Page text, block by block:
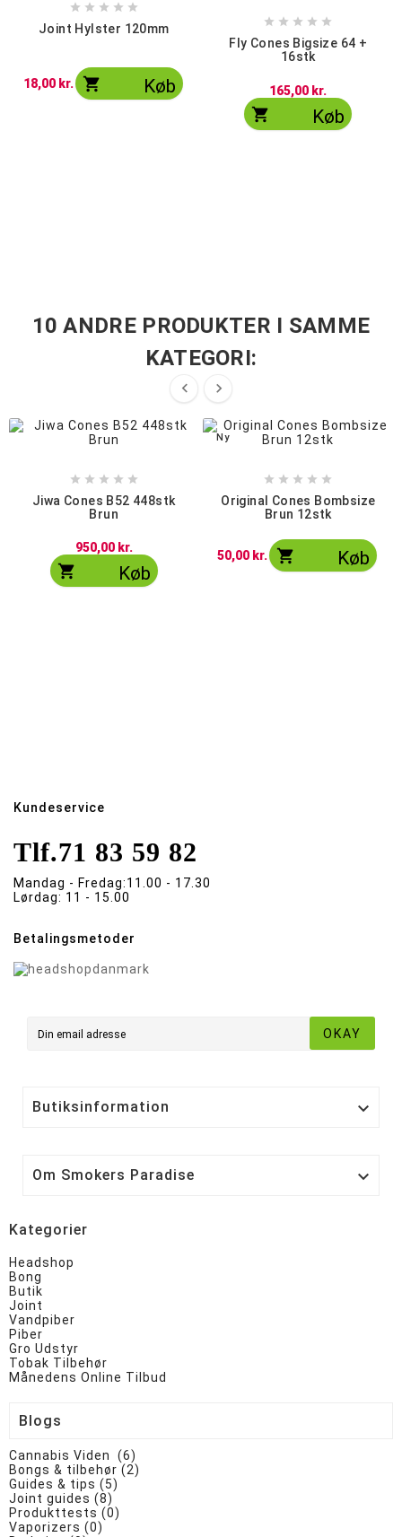
    
Joint Hylster 120mm
18,00 kr.  Køb
    
Fly Cones Bigsize 64 +
16stk
165,00 kr.
 Køb
10 ANDRE PRODUKTER I SAMME
KATEGORI:
 
    
Jiwa Cones B52 448stk
Brun
950,00 kr.
 Køb
Ny
    
Original Cones Bombsize
Brun 12stk
50,00 kr.  Køb
Kundeservice
Tlf.71 83 59 82
Mandag - Fredag:11.00 - 17.30
Lørdag: 11 - 15.00
Betalingsmetoder
OKAY
Butiksinformation 
Om Smokers Paradise 
Kategorier
Headshop
Bong
Butik
Joint
Vandpiber
Piber
Gro Udstyr
Tobak Tilbehør
Månedens Online Tilbud
Blogs
Cannabis Viden (6)
Bongs & tilbehør (2)
Guides & tips (5)
Joint guides (8)
Produkttests (0)
Vaporizers (0)